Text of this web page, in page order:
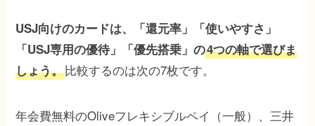
USJ向けのカードは、「還元率」「使いやすさ」
「USJ専用の優待」「優先搭乗」の4つの軸で選びま
しょう。比較するのは次の7枚です。
年会費無料のOliveフレキシブルペイ（一般）、三井